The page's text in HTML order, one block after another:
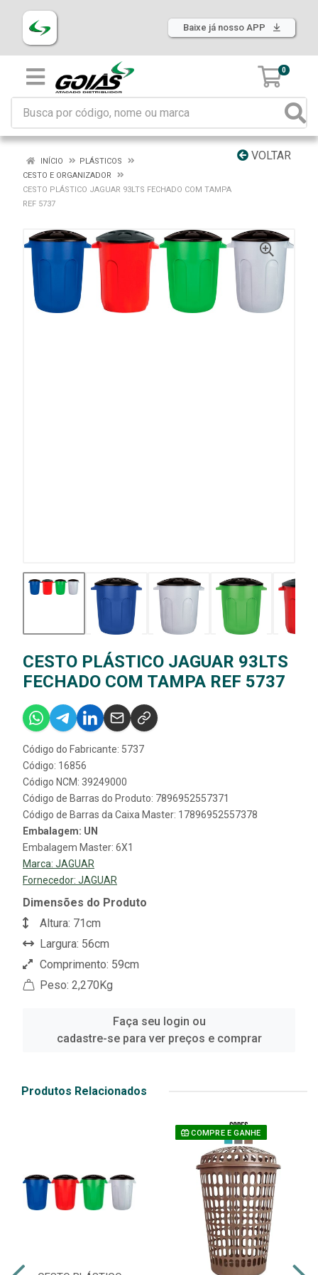
Baixe já nosso APP
0
VOLTAR
INÍCIO
PLÁSTICOS
CESTO E ORGANIZADOR
CESTO PLÁSTICO JAGUAR 93LTS FECHADO COM TAMPA
REF 5737
CESTO PLÁSTICO JAGUAR 93LTS
FECHADO COM TAMPA REF 5737
Código do Fabricante: 5737
Código: 16856
Código NCM: 39249000
Código de Barras do Produto: 7896952557371
Código de Barras da Caixa Master: 17896952557378
Embalagem: UN
Embalagem Master: 6X1
Marca: JAGUAR
Fornecedor: JAGUAR
Dimensões do Produto
Altura: 71cm
Largura: 56cm
Comprimento: 59cm
Peso: 2,270Kg
Faça seu login ou
cadastre-se para ver preços e comprar
Produtos Relacionados
COMPRE E GANHE